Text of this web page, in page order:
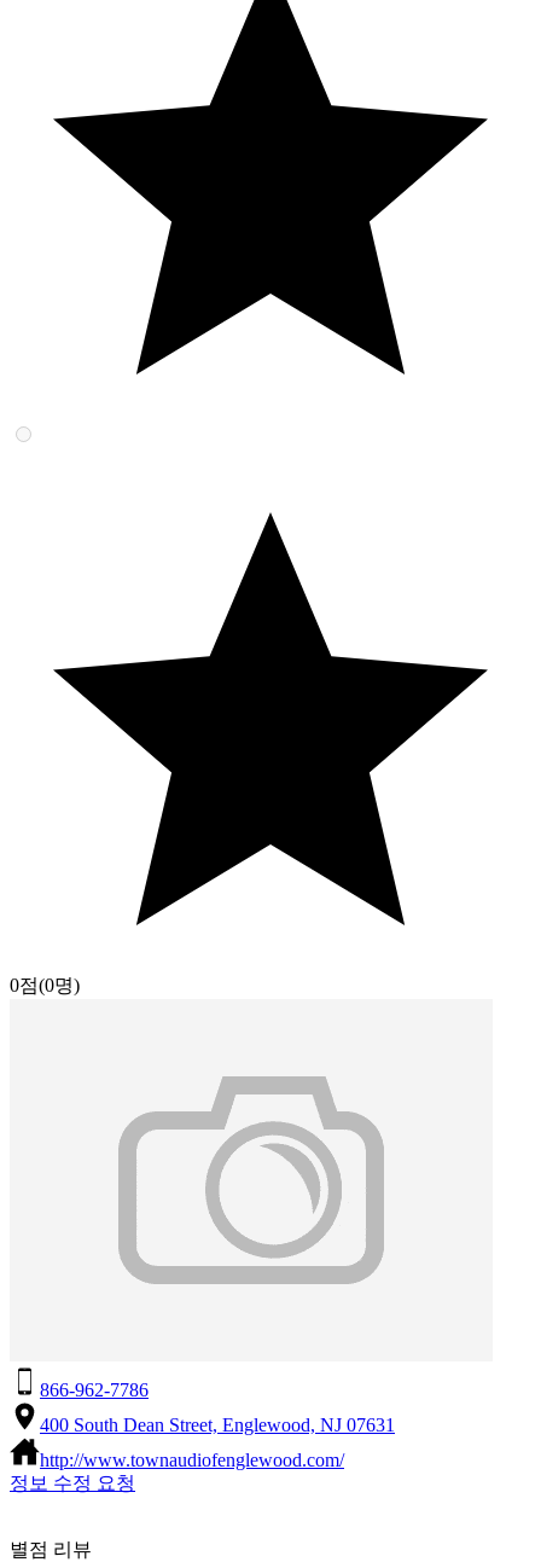
0점(0명)
866-962-7786
400 South Dean Street, Englewood, NJ 07631
http://www.townaudiofenglewood.com/
정보 수정 요청
별점 리뷰